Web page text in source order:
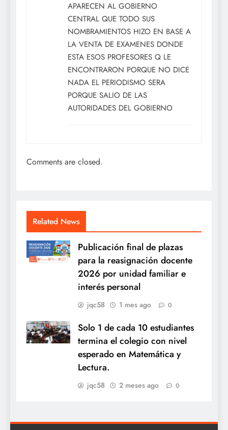
APARECEN AL GOBIERNO
CENTRAL QUE TODO SUS
NOMBRAMIENTOS HIZO EN BASE A
LA VENTA DE EXAMENES DONDE
ESTA ESOS PROFESORES Q LE
ENCONTRARON PORQUE NO DICE
NADA EL PERIODISMO SERA
PORQUE SALIO DE LAS
AUTORIDADES DEL GOBIERNO
Comments are closed.
Related News
Publicación final de plazas
para la reasignación docente
2026 por unidad familiar e
interés personal
jqc58 1 mes ago 0
Solo 1 de cada 10 estudiantes
termina el colegio con nivel
esperado en Matemática y
Lectura.
jqc58 2 meses ago 0